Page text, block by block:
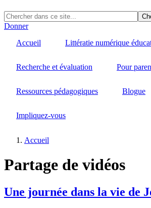
Donner
Accueil
Littératie numérique
Recherche et évaluation Pour
Ressources pédagogiques Blogue
Impliquez-vous
d'Ariane
Accueil
Partage de vidéos
Une journée dans la vie de